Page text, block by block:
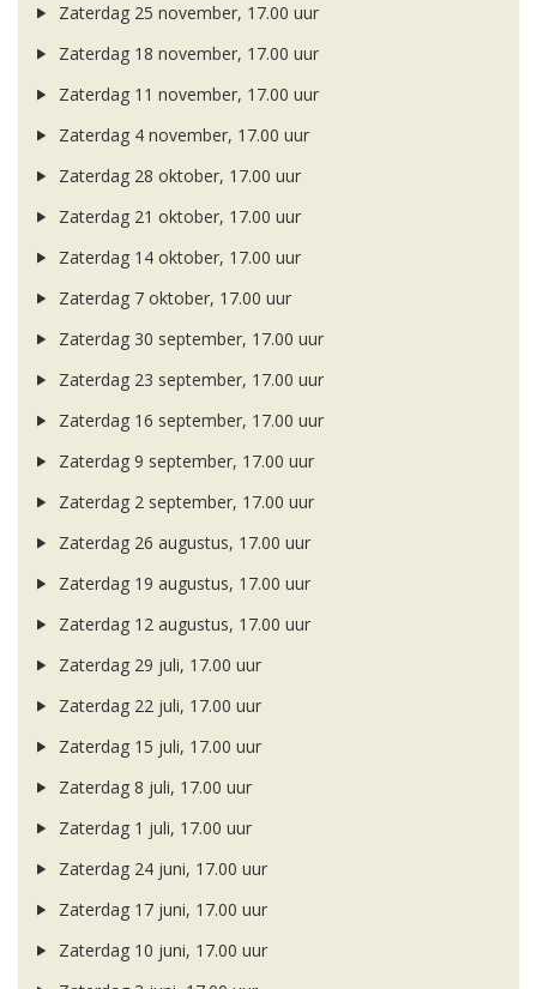
Zaterdag 25 november, 17.00 uur
Zaterdag 18 november, 17.00 uur
Zaterdag 11 november, 17.00 uur
Zaterdag 4 november, 17.00 uur
Zaterdag 28 oktober, 17.00 uur
Zaterdag 21 oktober, 17.00 uur
Zaterdag 14 oktober, 17.00 uur
Zaterdag 7 oktober, 17.00 uur
Zaterdag 30 september, 17.00 uur
Zaterdag 23 september, 17.00 uur
Zaterdag 16 september, 17.00 uur
Zaterdag 9 september, 17.00 uur
Zaterdag 2 september, 17.00 uur
Zaterdag 26 augustus, 17.00 uur
Zaterdag 19 augustus, 17.00 uur
Zaterdag 12 augustus, 17.00 uur
Zaterdag 29 juli, 17.00 uur
Zaterdag 22 juli, 17.00 uur
Zaterdag 15 juli, 17.00 uur
Zaterdag 8 juli, 17.00 uur
Zaterdag 1 juli, 17.00 uur
Zaterdag 24 juni, 17.00 uur
Zaterdag 17 juni, 17.00 uur
Zaterdag 10 juni, 17.00 uur